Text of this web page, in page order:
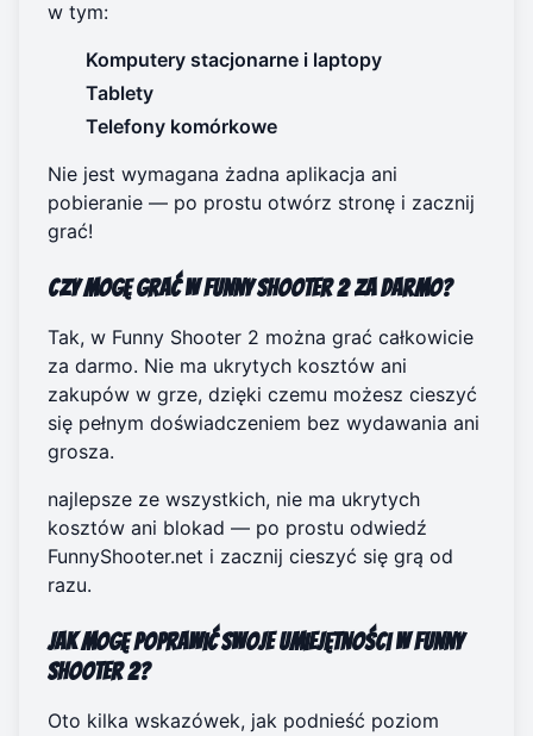
w tym:
Komputery stacjonarne i laptopy
Tablety
Telefony komórkowe
Nie jest wymagana żadna aplikacja ani
pobieranie — po prostu otwórz stronę i zacznij
grać!
Czy mogę grać w Funny Shooter 2 za darmo?
Tak, w Funny Shooter 2 można grać całkowicie
za darmo. Nie ma ukrytych kosztów ani
zakupów w grze, dzięki czemu możesz cieszyć
się pełnym doświadczeniem bez wydawania ani
grosza.
najlepsze ze wszystkich, nie ma ukrytych
kosztów ani blokad — po prostu odwiedź
FunnyShooter.net i zacznij cieszyć się grą od
razu.
Jak mogę poprawić swoje umiejętności w Funny
Shooter 2?
Oto kilka wskazówek, jak podnieść poziom